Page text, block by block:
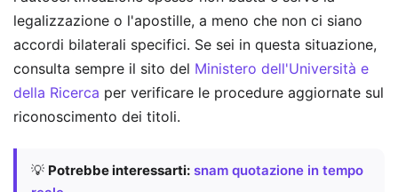
legalizzazione o l'apostille, a meno che non ci siano
accordi bilaterali specifici. Se sei in questa situazione,
consulta sempre il sito del Ministero dell'Università e
della Ricerca per verificare le procedure aggiornate sul
riconoscimento dei titoli.
💡 Potrebbe interessarti: snam quotazione in tempo